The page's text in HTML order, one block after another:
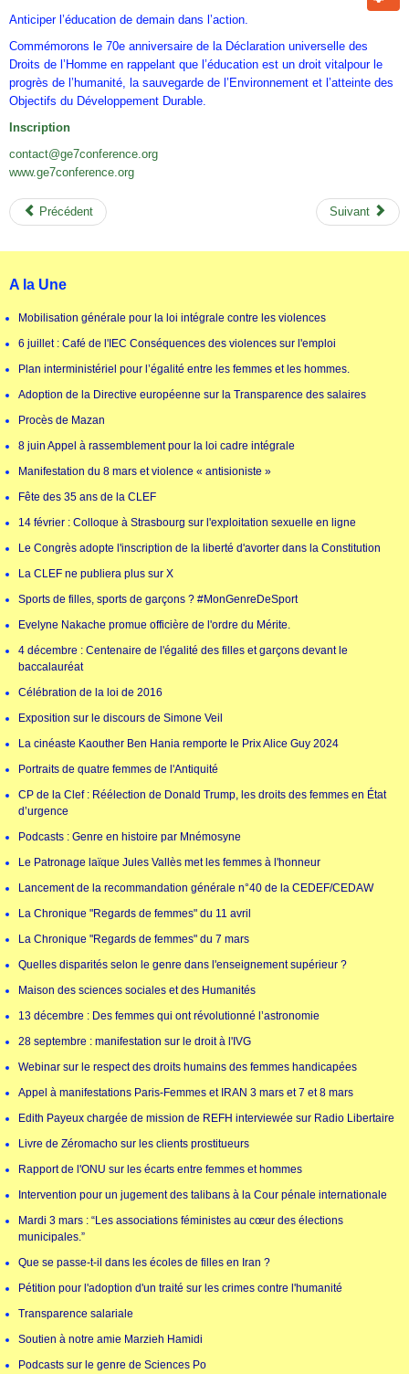
Anticiper l’éducation de demain dans l’action.
Commémorons le 70e anniversaire de la Déclaration universelle des
Droits de l’Homme en rappelant que l’éducation est un droit vitalpour le
progrès de l’humanité, la sauvegarde de l’Environnement et l’atteinte des
Objectifs du Développement Durable.
Inscription
contact@ge7conference.org
www.ge7conference.org
Précédent Suivant
A la Une
Mobilisation générale pour la loi intégrale contre les violences
6 juillet : Café de l'IEC Conséquences des violences sur l'emploi
Plan interministériel pour l’égalité entre les femmes et les hommes.
Adoption de la Directive européenne sur la Transparence des salaires
Procès de Mazan
8 juin Appel à rassemblement pour la loi cadre intégrale
Manifestation du 8 mars et violence « antisioniste »
Fête des 35 ans de la CLEF
14 février : Colloque à Strasbourg sur l'exploitation sexuelle en ligne
Le Congrès adopte l'inscription de la liberté d'avorter dans la Constitution
La CLEF ne publiera plus sur X
Sports de filles, sports de garçons ? #MonGenreDeSport
Evelyne Nakache promue officière de l'ordre du Mérite.
4 décembre : Centenaire de l'égalité des filles et garçons devant le
baccalauréat
Célébration de la loi de 2016
Exposition sur le discours de Simone Veil
La cinéaste Kaouther Ben Hania remporte le Prix Alice Guy 2024
Portraits de quatre femmes de l'Antiquité
CP de la Clef : Réélection de Donald Trump, les droits des femmes en État
d’urgence
Podcasts : Genre en histoire par Mnémosyne
Le Patronage laïque Jules Vallès met les femmes à l'honneur
Lancement de la recommandation générale n°40 de la CEDEF/CEDAW
La Chronique "Regards de femmes" du 11 avril
La Chronique "Regards de femmes" du 7 mars
Quelles disparités selon le genre dans l'enseignement supérieur ?
Maison des sciences sociales et des Humanités
13 décembre : Des femmes qui ont révolutionné l’astronomie
28 septembre : manifestation sur le droit à l'IVG
Webinar sur le respect des droits humains des femmes handicapées
Appel à manifestations Paris-Femmes et IRAN 3 mars et 7 et 8 mars
Edith Payeux chargée de mission de REFH interviewée sur Radio Libertaire
Livre de Zéromacho sur les clients prostitueurs
Rapport de l'ONU sur les écarts entre femmes et hommes
Intervention pour un jugement des talibans à la Cour pénale internationale
Mardi 3 mars : “Les associations féministes au cœur des élections
municipales.”
Que se passe-t-il dans les écoles de filles en Iran ?
Pétition pour l'adoption d'un traité sur les crimes contre l'humanité
Transparence salariale
Soutien à notre amie Marzieh Hamidi
Podcasts sur le genre de Sciences Po